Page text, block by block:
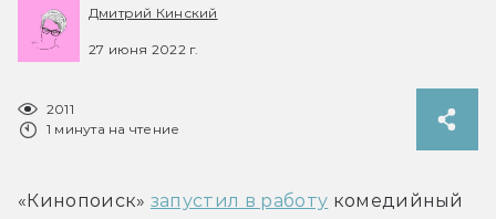
Дмитрий Кинский
27 июня 2022 г.
2011
1 минута на чтение
«Кинопоиск» запустил в работу комедийный